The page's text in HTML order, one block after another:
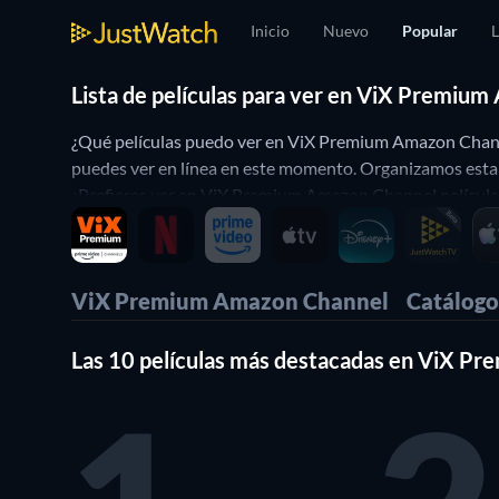
Inicio Nuevo Popular
Lista de películas para ver en ViX Premium
¿Qué películas puedo ver en ViX Premium Amazon
puedes ver en línea en este momento. Organizamos
¿Prefieres ver en ViX Premium Amazon Channel
preferencias. ¡Sí, es así de simple!.
ViX Premium Amazon Channel Catálogo
Las 10 películas más destacadas en ViX